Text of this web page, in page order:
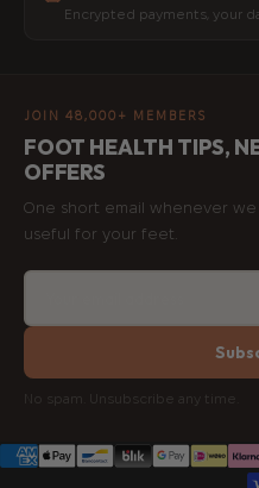
Encrypted payments, your
JOIN 48,000+ MEMBERS
FOOT HEALTH TIPS,
OFFERS
One short email whenever
useful for your feet.
No spam. Unsubscribe any time.